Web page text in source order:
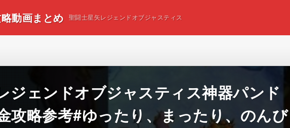
動画まとめ 聖闘士星矢レジェンドオブジャスティス
ジェンドオブジャスティス神器パンド
攻略参考#ゆったり、まったり、のんび